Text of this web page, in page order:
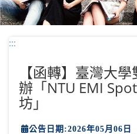
塊
:::
【函轉】臺灣大
辦「NTU EMI
坊」
公告日期:2026年05月06日